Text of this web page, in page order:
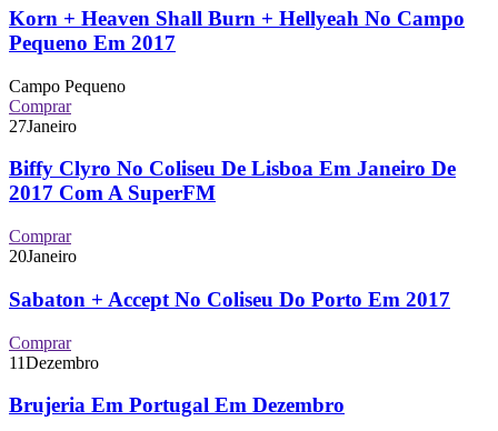
Korn + Heaven Shall Burn + Hellyeah No Campo
Pequeno Em 2017
Campo Pequeno
Comprar
27Janeiro
Biffy Clyro No Coliseu De Lisboa Em Janeiro De
2017 Com A SuperFM
Comprar
20Janeiro
Sabaton + Accept No Coliseu Do Porto Em 2017
Comprar
11Dezembro
Brujeria Em Portugal Em Dezembro